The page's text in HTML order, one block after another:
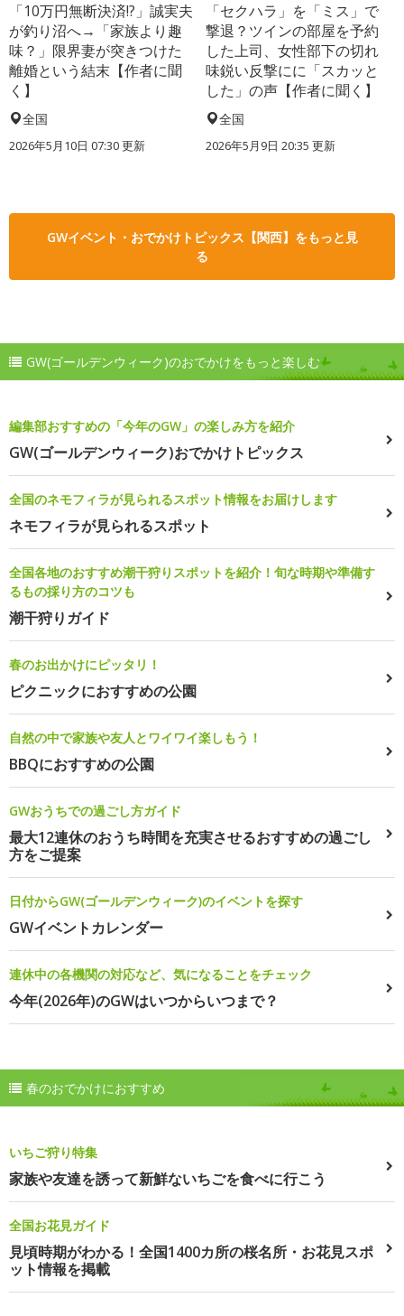
「10万円無断決済!?」誠実夫
が釣り沼へ→「家族より趣
味？」限界妻が突きつけた
離婚という結末【作者に聞
く】
全国
2026年5月10日 07:30 更新
「セクハラ」を「ミス」で
撃退？ツインの部屋を予約
した上司、女性部下の切れ
味鋭い反撃にに「スカッと
した」の声【作者に聞く】
全国
2026年5月9日 20:35 更新
GWイベント・おでかけトピックス【関西】をもっと見
る
GW(ゴールデンウィーク)のおでかけをもっと楽しむ
編集部おすすめの「今年のGW」の楽しみ方を紹介
GW(ゴールデンウィーク)おでかけトピックス
全国のネモフィラが見られるスポット情報をお届けします
ネモフィラが見られるスポット
全国各地のおすすめ潮干狩りスポットを紹介！旬な時期や準備す
るもの採り方のコツも
潮干狩りガイド
春のお出かけにピッタリ！
ピクニックにおすすめの公園
自然の中で家族や友人とワイワイ楽しもう！
BBQにおすすめの公園
GWおうちでの過ごし方ガイド
最大12連休のおうち時間を充実させるおすすめの過ごし
方をご提案
日付からGW(ゴールデンウィーク)のイベントを探す
GWイベントカレンダー
連休中の各機関の対応など、気になることをチェック
今年(2026年)のGWはいつからいつまで？
春のおでかけにおすすめ
いちご狩り特集
家族や友達を誘って新鮮ないちごを食べに行こう
全国お花見ガイド
見頃時期がわかる！全国1400カ所の桜名所・お花見スポ
ット情報を掲載